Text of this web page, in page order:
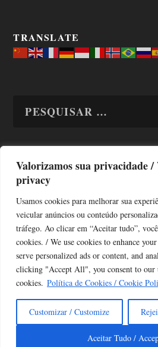
Valorizamos sua privacidade
privacy
Usamos cookies para melhorar sua
veicular anúncios ou conteúdo
tráfego. Ao clicar em “Aceitar tudo”,
cookies. / We use cookies to enhance
serve personalized ads or content, and
clicking "Accept All", you consent to our
cookies. Política de Cookies / Cookie
Customizar / Customize
Aceitar Tudo /
TRANSLATE
TODAS OS ASSUNTOS
Copyright © Alô Tatuapé 2013 / 2026
Desenvolvido por ALOSP MKT DIGITAL